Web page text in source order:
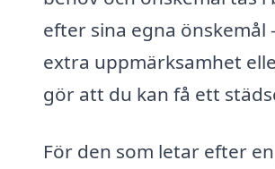
efter sina egna
extra uppmärksamhet
gör att du kan få ett
För den som letar efter